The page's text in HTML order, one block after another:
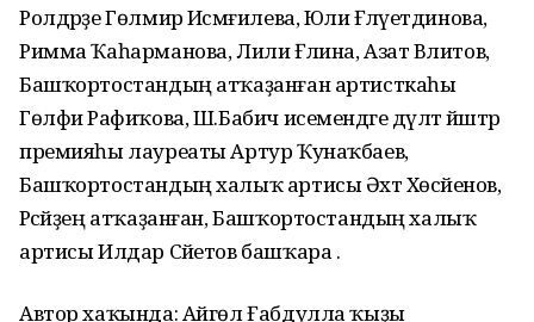
Ролдәрҙе Гөлмирә Исмәғилева, Юлиә Ғәләүетдинова,
Римма Ҡаһарманова, Лилиә Ғәлина, Азат Вәлитов,
Башҡортостандың атҡаҙанған артисткаһы
Гөлфиә Рафиҡова, Ш.Бабич исемендәге дәүләт йәштәр
премияһы лауреаты Артур Ҡунаҡбаев,
Башҡортостандың халыҡ артисы Әхәт Хөсәйенов,
Рәсәйҙең атҡаҙанған, Башҡортостандың халыҡ
артисы Илдар Сәйетов башҡара .
Автор хаҡында: Айгөл Ғабдулла ҡыҙы